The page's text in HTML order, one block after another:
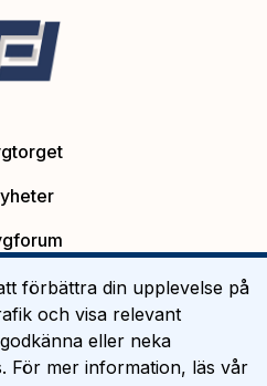
förbättra din upplevelse på
och visa relevant
eller neka
För mer information, läs vår